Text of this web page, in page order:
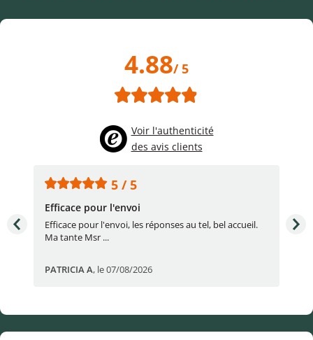
4.88/ 5
Voir l'authenticité
des avis clients
5 / 5
Efficace pour l'envoi
Efficace pour l'envoi, les réponses au tel, bel accueil.
Ma tante Msr ...
PATRICIA A, le 07/08/2026